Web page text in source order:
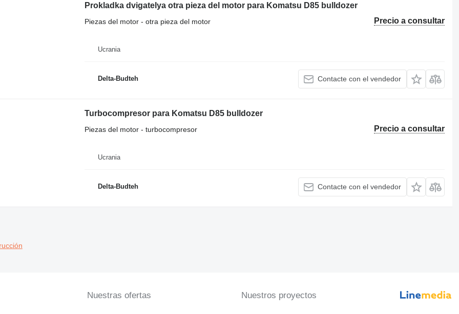
Prokladka dvigatelya otra pieza del motor para Komatsu D85 bulldozer
Precio a consultar
Piezas del motor - otra pieza del motor
Ucrania
Delta-Budteh Contacte con el vendedor
Turbocompresor para Komatsu D85 bulldozer
Precio a consultar
Piezas del motor - turbocompresor
Ucrania
Delta-Budteh Contacte con el vendedor
Nuestras ofertas Nuestros proyectos